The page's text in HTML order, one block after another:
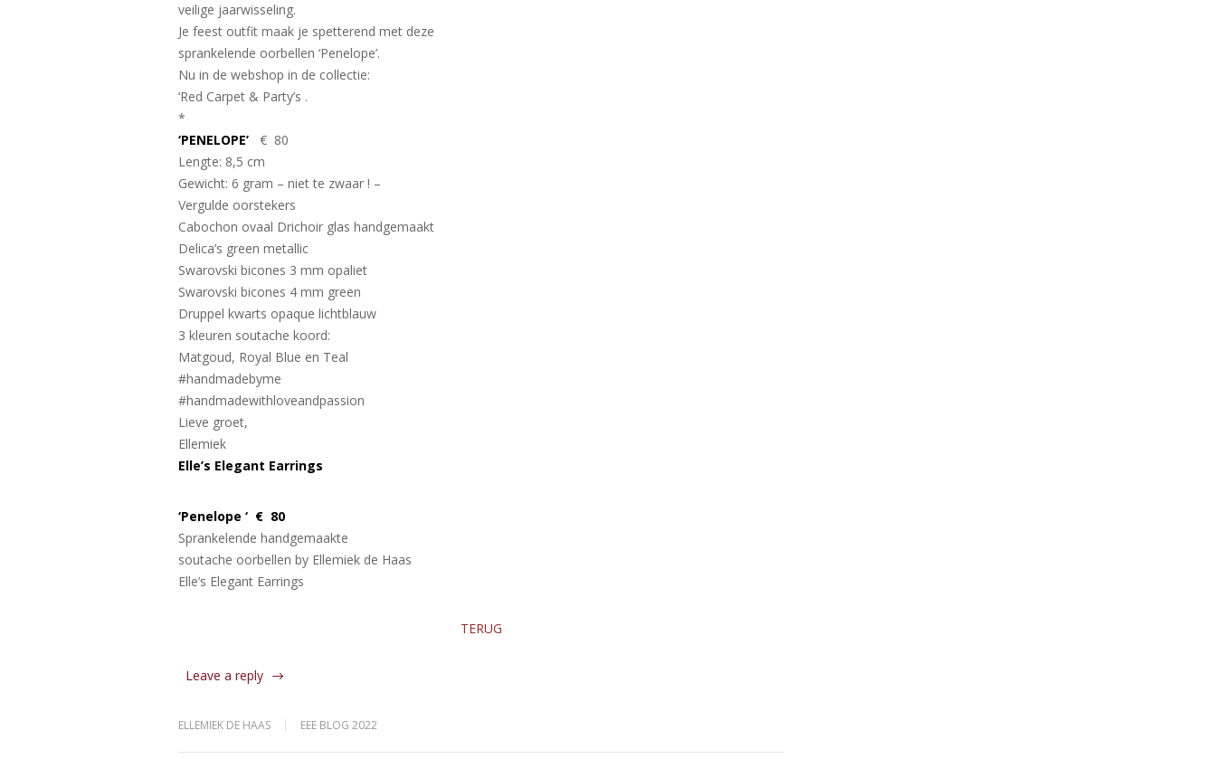
veilige jaarwisseling.
Je feest outfit maak je spetterend met deze
sprankelende oorbellen ‘Penelope’.
Nu in de webshop in de collectie:
‘Red Carpet & Party’s .
*
‘PENELOPE’
€ 80
Lengte: 8,5 cm
Gewicht: 6 gram – niet te zwaar ! –
Vergulde oorstekers
Cabochon ovaal Drichoir glas handgemaakt
Delica’s green metallic
Swarovski bicones 3 mm opaliet
Swarovski bicones 4 mm green
Druppel kwarts opaque lichtblauw
3 kleuren soutache koord:
Matgoud, Royal Blue en Teal
#handmadebyme
#handmadewithloveandpassion
Lieve groet,
Ellemiek
Elle’s Elegant Earrings
‘Penelope ‘ € 80
Sprankelende handgemaakte
soutache oorbellen by Ellemiek de Haas
Elle’s Elegant Earrings
TERUG
Leave a reply
ELLEMIEK DE HAAS EEE BLOG 2022